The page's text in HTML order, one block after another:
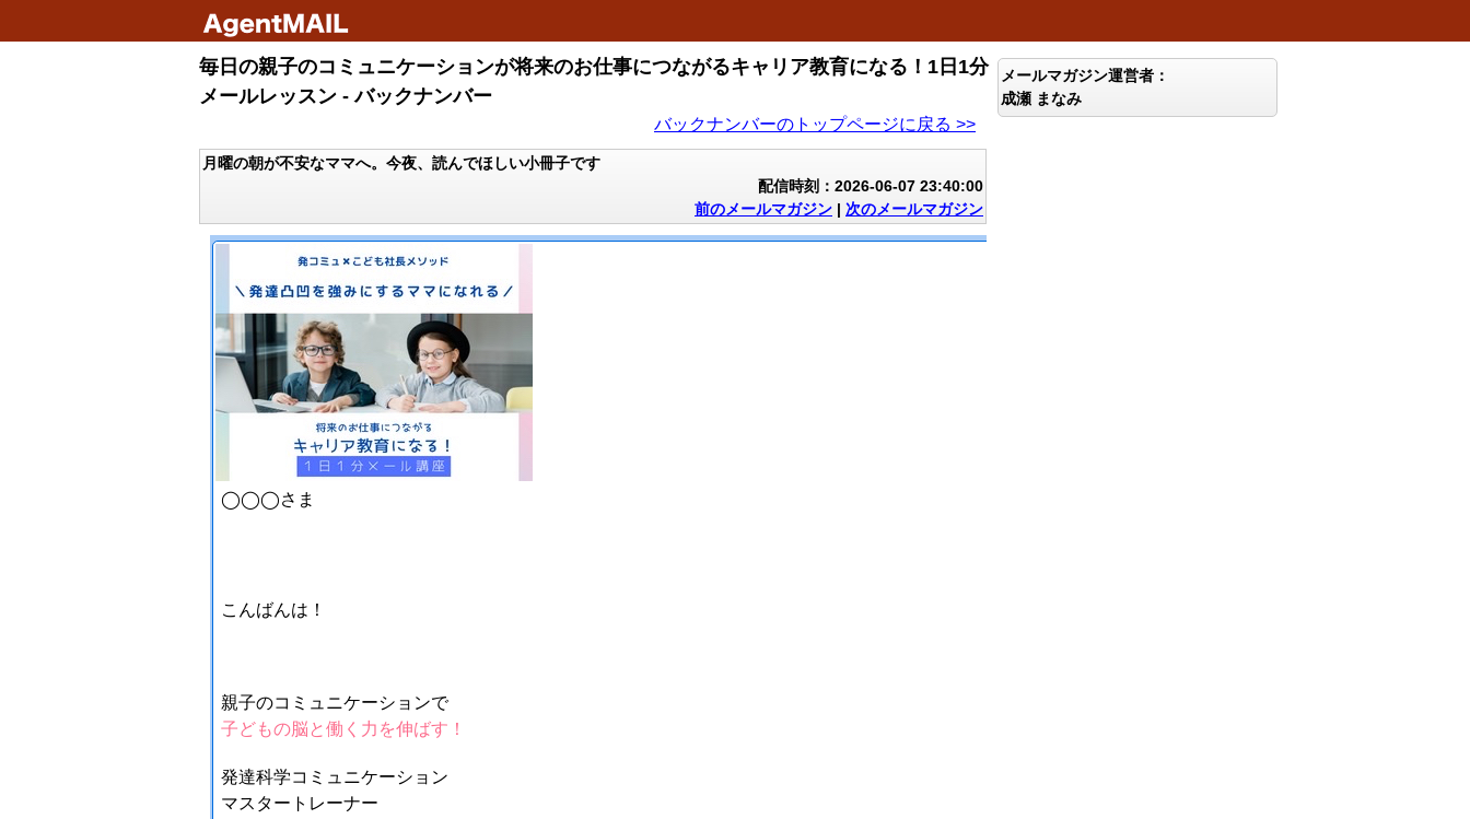
毎日の親子のコミュニケーションが将来のお仕事につながるキャリア教育になる！1日1分
メールレッスン - バックナンバー
バックナンバーのトップページに戻る >>
月曜の朝が不安なママへ。今夜、読んでほしい小冊子です
配信時刻：2026-06-07 23:40:00
前のメールマガジン | 次のメールマガジン
◯◯◯さま
こんばんは！
親子のコミュニケーションで
子どもの脳と働く力を伸ばす！
発達科学コミュニケーション
マスタートレーナー
メールマガジン運営者：
成瀬 まなみ